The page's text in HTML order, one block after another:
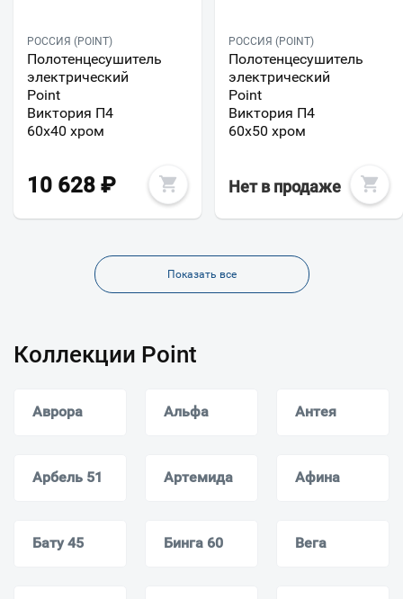
РОССИЯ (POINT)
Полотенцесушитель
электрический
Point
Виктория П4
60х40 хром
10 628 ₽
РОССИЯ (POINT)
Полотенцесушитель
электрический
Point
Виктория П4
60х50 хром
Нет в продаже
Показать все
Коллекции Point
Аврора Альфа Антея
Арбель 51 Артемида Афина
Бату 45 Бинга 60 Вега